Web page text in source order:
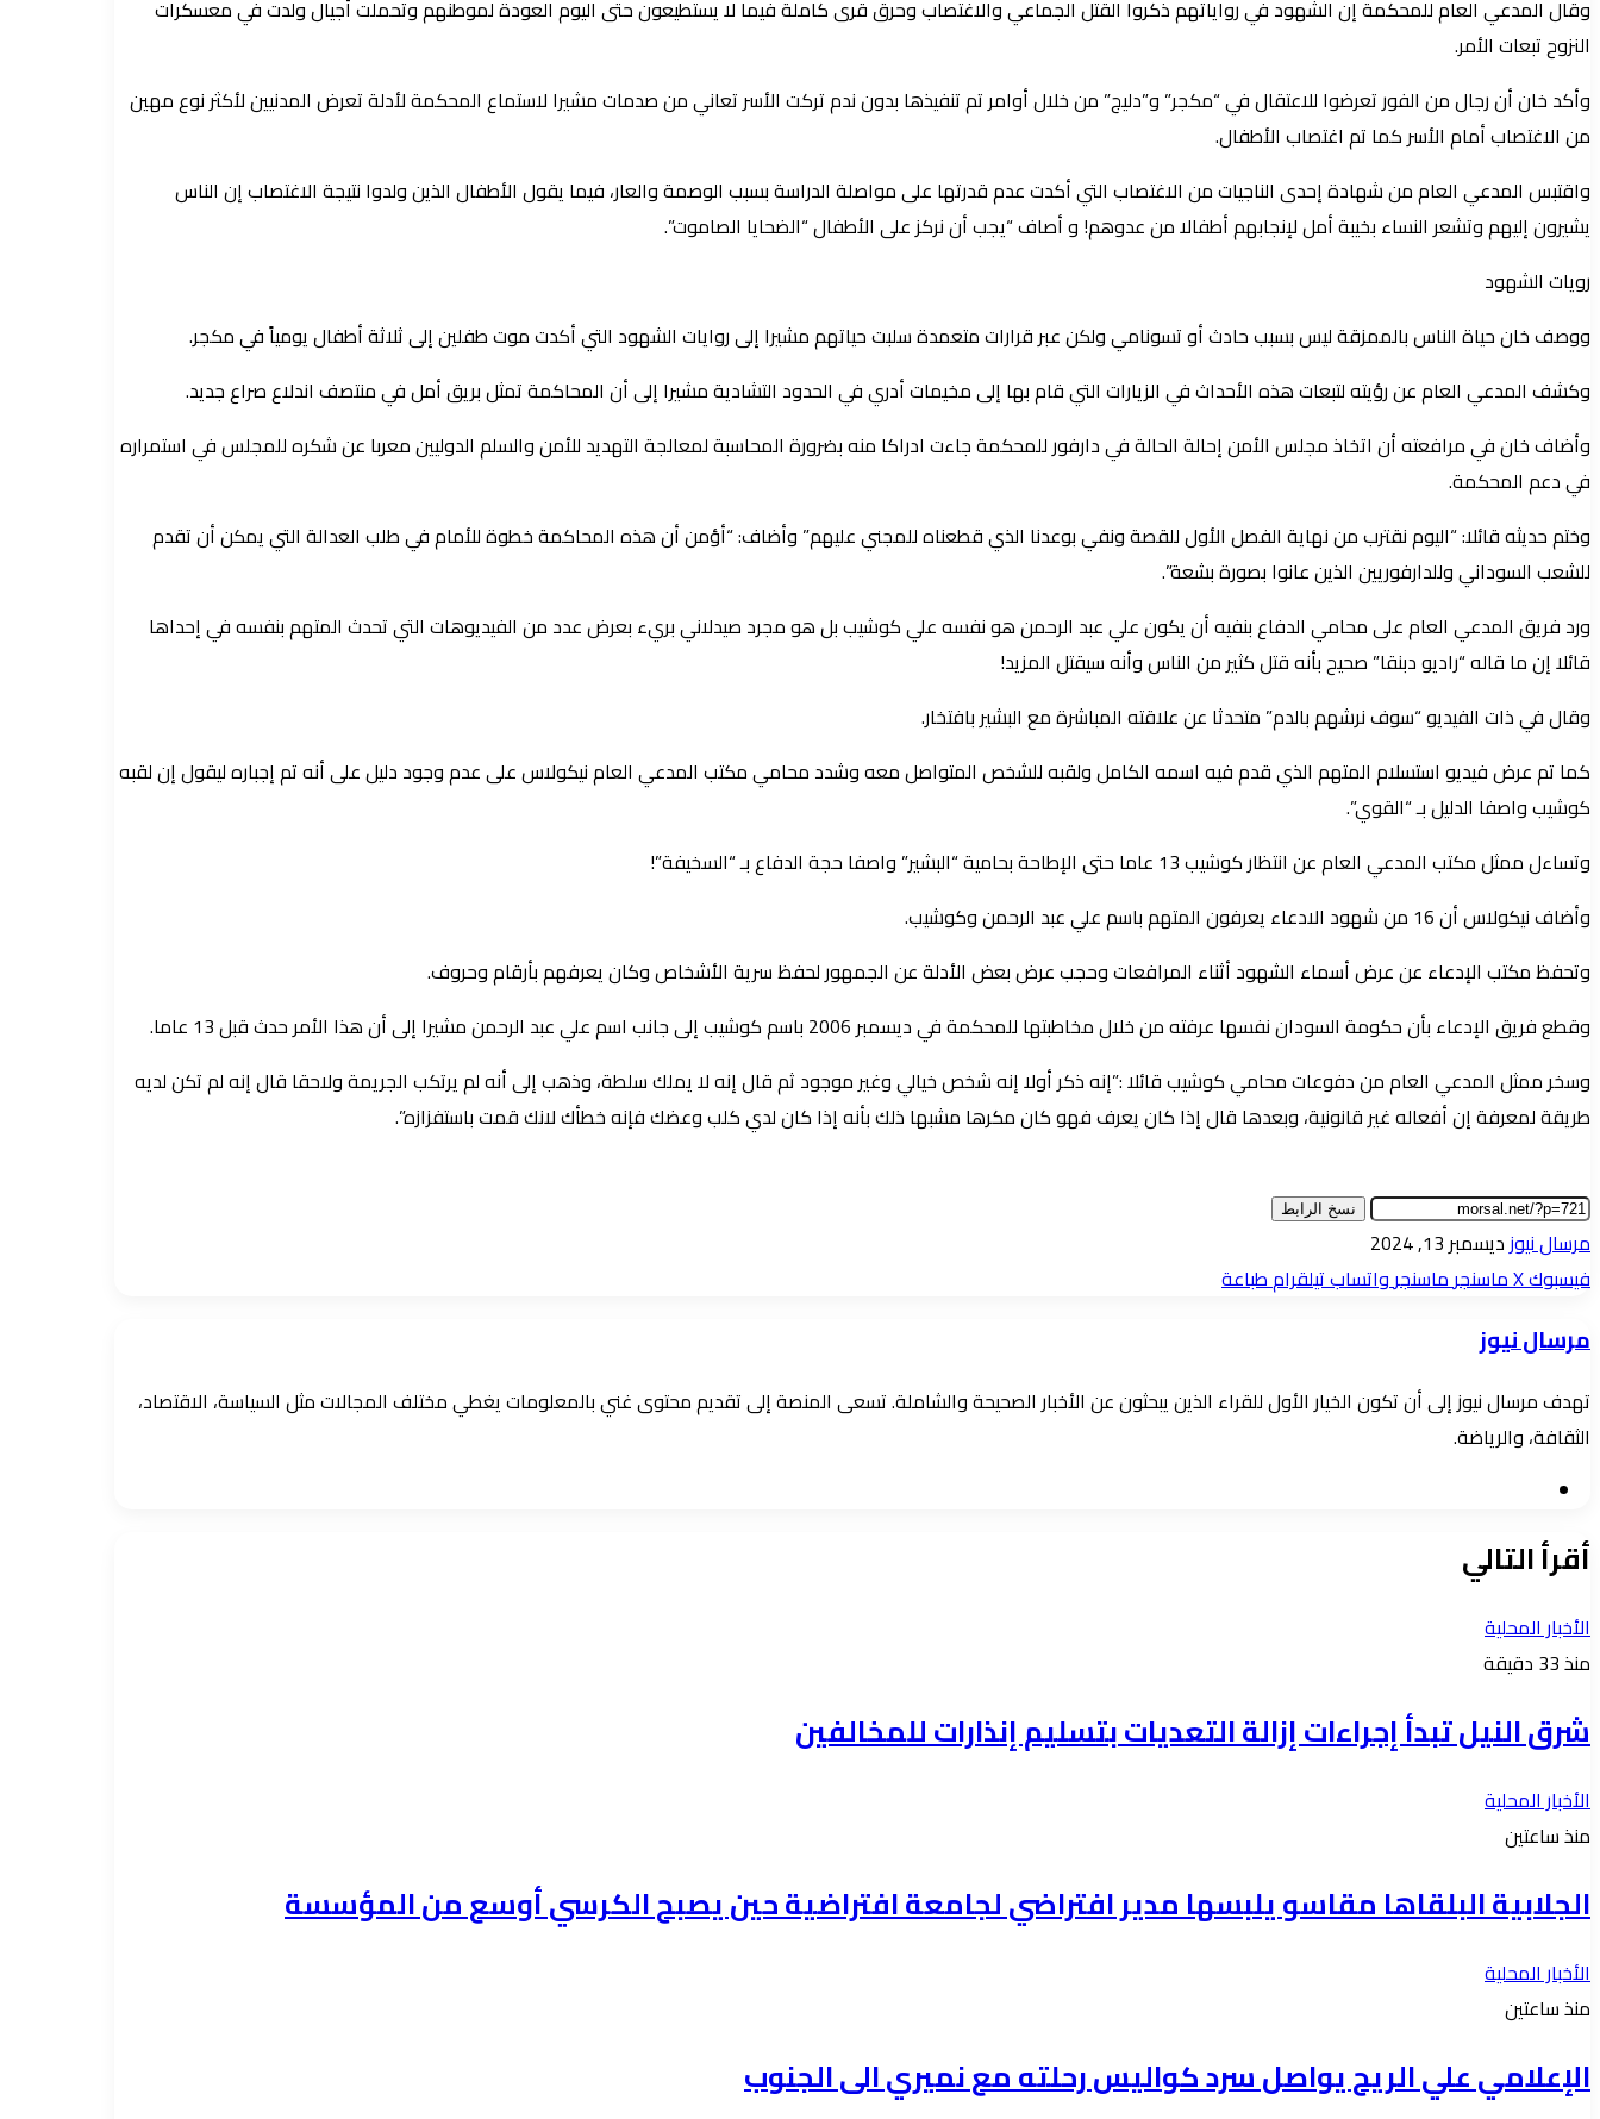
وقال المدعي العام للمحكمة إن الشهود في رواياتهم ذكروا القتل الجماعي والاغتصاب وحرق قرى كاملة فيما لا يستطيعون حتى اليوم العودة لموطنهم وتحملت أجيال ولدت في معسكرات
النزوح تبعات الأمر.
وأكد خان أن رجال من الفور تعرضوا للاعتقال في “مكجر” و”دليج” من خلال أوامر تم تنفيذها بدون ندم تركت الأسر تعاني من صدمات مشيرا لاستماع المحكمة لأدلة تعرض المدنيين لأكثر نوع مهين
من الاغتصاب أمام الأسر كما تم اغتصاب الأطفال.
واقتبس المدعي العام من شهادة إحدى الناجيات من الاغتصاب التي أكدت عدم قدرتها على مواصلة الدراسة بسبب الوصمة والعار، فيما يقول الأطفال الذين ولدوا نتيجة الاغتصاب إن الناس
يشيرون إليهم وتشعر النساء بخيبة أمل لإنجابهم أطفالا من عدوهم! و أصاف “يجب أن نركز على الأطفال “الضحايا الصاموت”.
رويات الشهود
ووصف خان حياة الناس بالممزقة ليس بسبب حادث أو تسونامي ولكن عبر قرارات متعمدة سلبت حياتهم مشيرا إلى روايات الشهود التي أكدت موت طفلين إلى ثلاثة أطفال يومياً في مكجر.
وكشف المدعي العام عن رؤيته لتبعات هذه الأحداث في الزيارات التي قام بها إلى مخيمات أدري في الحدود التشادية مشيرا إلى أن المحاكمة تمثل بريق أمل في منتصف اندلاع صراع جديد.
وأضاف خان في مرافعته أن اتخاذ مجلس الأمن إحالة الحالة في دارفور للمحكمة جاءت ادراكا منه بضرورة المحاسبة لمعالجة التهديد للأمن والسلم الدوليين معربا عن شكره للمجلس في استمراره
في دعم المحكمة.
وختم حديثه قائلا: “اليوم نقترب من نهاية الفصل الأول للقصة ونفي بوعدنا الذي قطعناه للمجني عليهم” وأضاف: “أؤمن أن هذه المحاكمة خطوة للأمام في طلب العدالة التي يمكن أن تقدم
للشعب السوداني وللدارفوريين الذين عانوا بصورة بشعة”.
ورد فريق المدعي العام على محامي الدفاع بنفيه أن يكون علي عبد الرحمن هو نفسه علي كوشيب بل هو مجرد صيدلاني بريء بعرض عدد من الفيديوهات التي تحدث المتهم بنفسه في إحداها
قائلا إن ما قاله “راديو دبنقا” صحيح بأنه قتل كثير من الناس وأنه سيقتل المزيد!
وقال في ذات الفيديو “سوف نرشهم بالدم” متحدثا عن علاقته المباشرة مع البشير بافتخار.
كما تم عرض فيديو استسلام المتهم الذي قدم فيه اسمه الكامل ولقبه للشخص المتواصل معه وشدد محامي مكتب المدعي العام نيكولاس على عدم وجود دليل على أنه تم إجباره ليقول إن لقبه
كوشيب واصفا الدليل بـ “القوي”.
وتساءل ممثل مكتب المدعي العام عن انتظار كوشيب 13 عاما حتى الإطاحة بحامية “البشير” واصفا حجة الدفاع بـ “السخيفة”!
وأضاف نيكولاس أن 16 من شهود الادعاء يعرفون المتهم باسم علي عبد الرحمن وكوشيب.
وتحفظ مكتب الإدعاء عن عرض أسماء الشهود أثناء المرافعات وحجب عرض بعض الأدلة عن الجمهور لحفظ سرية الأشخاص وكان يعرفهم بأرقام وحروف.
وقطع فريق الإدعاء بأن حكومة السودان نفسها عرفته من خلال مخاطبتها للمحكمة في ديسمبر 2006 باسم كوشيب إلى جانب اسم علي عبد الرحمن مشيرا إلى أن هذا الأمر حدث قبل 13 عاما.
وسخر ممثل المدعي العام من دفوعات محامي كوشيب قائلا :”إنه ذكر أولا إنه شخص خيالي وغير موجود ثم قال إنه لا يملك سلطة، وذهب إلى أنه لم يرتكب الجريمة ولاحقا قال إنه لم تكن لديه
طريقة لمعرفة إن أفعاله غير قانونية، وبعدها قال إذا كان يعرف فهو كان مكرها مشبها ذلك بأنه إذا كان لدي كلب وعضك فإنه خطأك لانك قمت باستفزازه”.
نسخ الرابط
مرسال نيوزأرسل
بريدا
ديسمبر 13, 2024
فيسبوك‫Xماسنجرماسنجرواتسابتيلقرامطباعة
مرسال نيوز
تهدف مرسال نيوز إلى أن تكون الخيار الأول للقراء الذين يبحثون عن الأخبار الصحيحة والشاملة. تسعى المنصة إلى تقديم محتوى غني بالمعلومات يغطي مختلف المجالات مثل السياسة، الاقتصاد،
الثقافة، والرياضة.
أقرأ التالي
الأخبار المحلية
منذ 33 دقيقة
شرق النيل تبدأ إجراءات إزالة التعديات بتسليم إنذارات للمخالفين
الأخبار المحلية
منذ ساعتين
الجلابية البلقاها مقاسو يلبسها ​مدير افتراضي لجامعة افتراضية حين يصبح الكرسي أوسع من المؤسسة
الأخبار المحلية
منذ ساعتين
الإعلامي علي الريح يواصل سرد كواليس رحلته مع نميري الى الجنوب